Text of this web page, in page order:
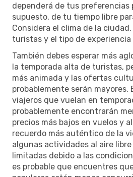
dependerá de tus preferencias
supuesto, de tu tiempo libre
Considera el clima de la
turistas y el tipo de experiencia
También debes esperar más
la temporada alta de turistas,
más animada y las ofertas
probablemente serán mayores.
viajeros que vuelan en
probablemente encontrarán
precios más bajos en vuelos y
recuerdo más auténtico de la
algunas actividades al aire
limitadas debido a las
es probable que encuentres